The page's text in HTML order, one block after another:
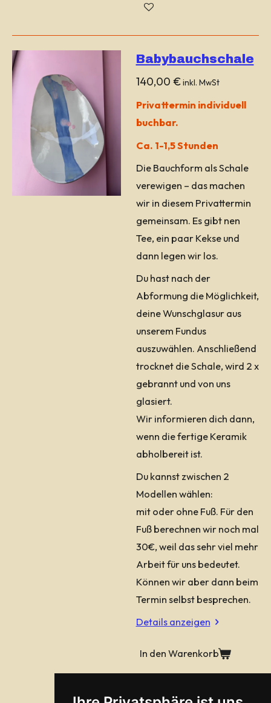
Babybauchschale
140,00 €inkl. MwSt
Privattermin individuell
buchbar.
Ca. 1-1,5 Stunden
Die Bauchform als Schale
verewigen – das machen
wir in diesem Privattermin
gemeinsam. Es gibt nen
Tee, ein paar Kekse und
dann legen wir los.
Du hast nach der
Abformung die Möglichkeit,
deine Wunschglasur aus
unserem Fundus
auszuwählen. Anschließend
trocknet die Schale, wird 2 x
gebrannt und von uns
glasiert.
Wir informieren dich dann,
wenn die fertige Keramik
abholbereit ist.
Du kannst zwischen 2
Modellen wählen:
mit oder ohne Fuß. Für den
Fuß berechnen wir noch mal
30€, weil das sehr viel mehr
Arbeit für uns bedeutet.
Können wir aber dann beim
Termin selbst besprechen.
Details anzeigen
In den Warenkorb